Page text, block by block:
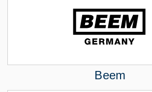
Beem